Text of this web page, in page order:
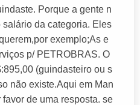
Porque a gente n
da categoria. Eles
exemplo;As e
p/ PETROBRAS. O
(guindasteiro ou s
não existe.Aqui em Man
de uma resposta. se